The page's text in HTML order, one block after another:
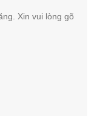
Xin vui lòng gõ